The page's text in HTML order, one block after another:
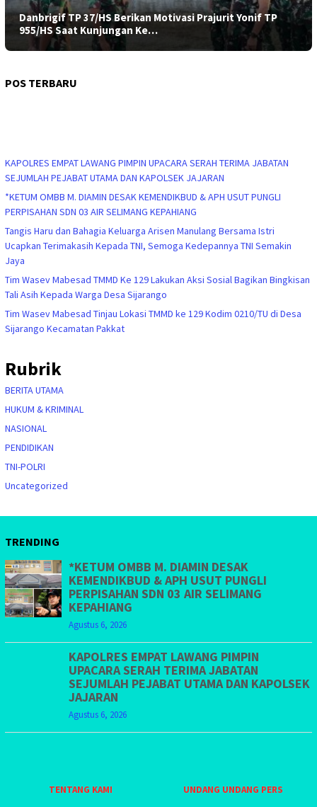
Danbrigif TP 37/HS Berikan Motivasi Prajurit Yonif TP
955/HS Saat Kunjungan Ke…
POS TERBARU
KAPOLRES EMPAT LAWANG PIMPIN UPACARA SERAH TERIMA JABATAN
SEJUMLAH PEJABAT UTAMA DAN KAPOLSEK JAJARAN
*KETUM OMBB M. DIAMIN DESAK KEMENDIKBUD & APH USUT PUNGLI
PERPISAHAN SDN 03 AIR SELIMANG KEPAHIANG
Tangis Haru dan Bahagia Keluarga Arisen Manulang Bersama Istri
Ucapkan Terimakasih Kepada TNI, Semoga Kedepannya TNI Semakin
Jaya
Tim Wasev Mabesad TMMD Ke 129 Lakukan Aksi Sosial Bagikan Bingkisan
Tali Asih Kepada Warga Desa Sijarango
Tim Wasev Mabesad Tinjau Lokasi TMMD ke 129 Kodim 0210/TU di Desa
Sijarango Kecamatan Pakkat
Rubrik
BERITA UTAMA
HUKUM & KRIMINAL
NASIONAL
PENDIDIKAN
TNI-POLRI
Uncategorized
TRENDING
*KETUM OMBB M. DIAMIN DESAK
KEMENDIKBUD & APH USUT PUNGLI
PERPISAHAN SDN 03 AIR SELIMANG
KEPAHIANG
Agustus 6, 2026
KAPOLRES EMPAT LAWANG PIMPIN
UPACARA SERAH TERIMA JABATAN
SEJUMLAH PEJABAT UTAMA DAN KAPOLSEK
JAJARAN
Agustus 6, 2026
TENTANG KAMI
UNDANG UNDANG PERS